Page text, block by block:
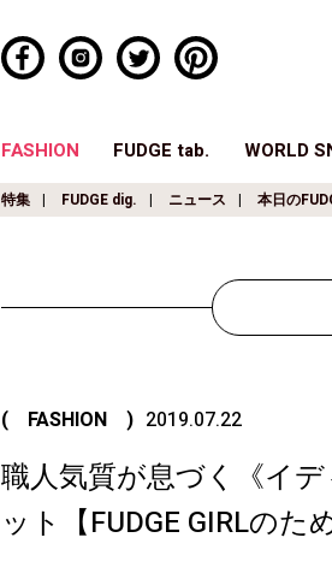
FASHION FUDGE tab. WORLD
特集 FUDGE dig. ニュース 本日の
( FASHION ) 2019.07.22
職人気質が息づく《イ
ット【FUDGE GIRLの